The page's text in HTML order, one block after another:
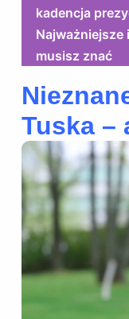
kadencja
musisz znać
Tuska –